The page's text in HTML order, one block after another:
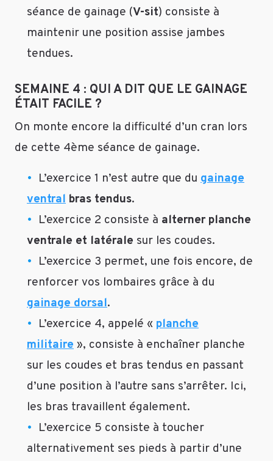
séance de gainage (V-sit) consiste à
maintenir une position assise jambes
tendues.
SEMAINE 4 : QUI A DIT QUE LE GAINAGE
ÉTAIT FACILE ?
On monte encore la difficulté d’un cran lors
de cette 4ème séance de gainage.
L’exercice 1 n’est autre que du gainage
ventral bras tendus.
L’exercice 2 consiste à alterner planche
ventrale et latérale sur les coudes.
L’exercice 3 permet, une fois encore, de
renforcer vos lombaires grâce à du
gainage dorsal.
L’exercice 4, appelé « planche
militaire », consiste à enchaîner planche
sur les coudes et bras tendus en passant
d’une position à l’autre sans s’arrêter. Ici,
les bras travaillent également.
L’exercice 5 consiste à toucher
alternativement ses pieds à partir d’une
adaptée.
https://protrainer.fr/blog/ventre-
plat/
Le
sport
peut
participer
l’approche
est
globale.
Cf.
cellulite/
Sportivement
Répondre
Fati
Le
2019
Super,